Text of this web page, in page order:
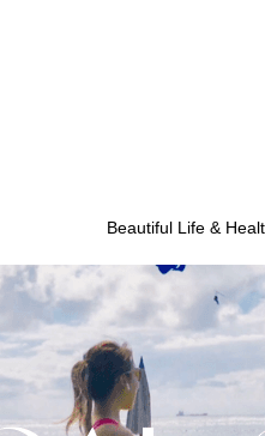
Beautiful Life &